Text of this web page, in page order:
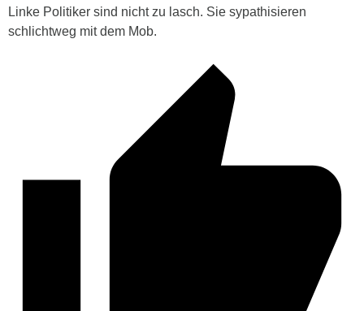
Linke Politiker sind nicht zu lasch. Sie sypathisieren
schlichtweg mit dem Mob.